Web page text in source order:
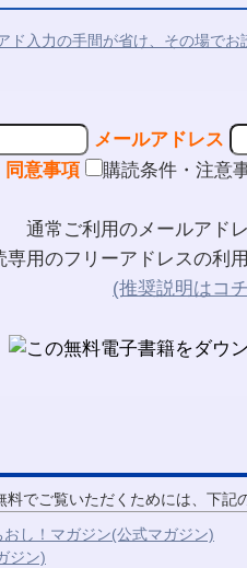
入力の手間が省け、その場でお
メールアドレス
同意事項
購読条件・注意
通常ご利用のメールアド
専用のフリーアドレスの利
(推奨説明はコ
でご覧いただくためには、下記
し！マガジン(公式マガジン)
ジン)